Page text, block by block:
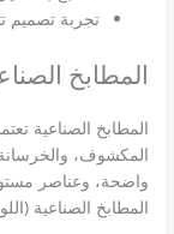
تجربة تصميم
المطابخ
المطابخ الصناعية
المكشوف،
واضحة، وعناصر
المطابخ الصناعية